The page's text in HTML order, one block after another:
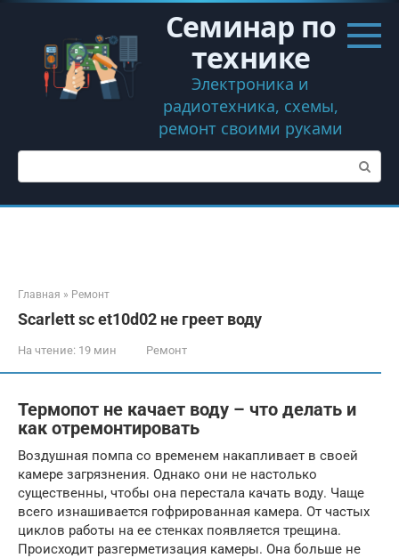
Перейти
контенту
Семинар по
технике
Электроника и
радиотехника, схемы,
ремонт своими руками
Поиск:
Главная » Ремонт
Scarlett sc et10d02 не греет воду
На чтение: 19 мин Ремонт
Термопот не качает воду – что делать и
как отремонтировать
Воздушная помпа со временем накапливает в своей
камере загрязнения. Однако они не настолько
существенны, чтобы она перестала качать воду. Чаще
всего изнашивается гофрированная камера. От частых
циклов работы на ее стенках появляется трещина.
Происходит разгерметизация камеры. Она больше не